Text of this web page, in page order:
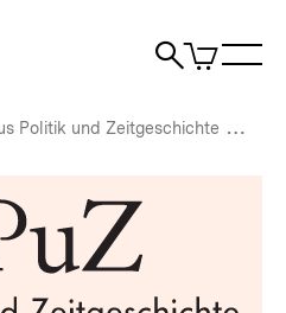
Suche
Artikel
im
Politik und Zeitgeschichte